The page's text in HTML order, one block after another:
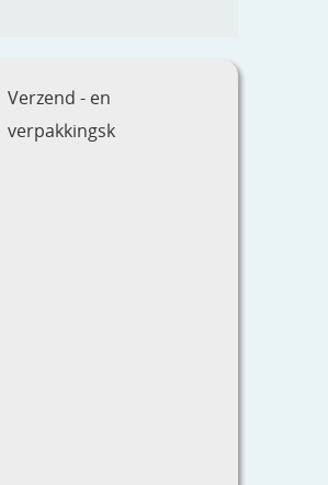
Verzend - en
verpakkingsk